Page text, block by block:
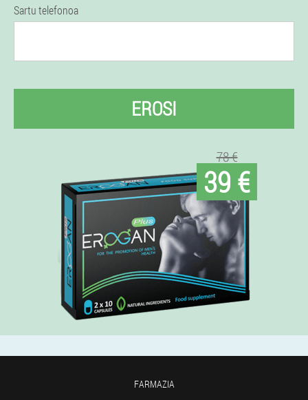
Sartu telefonoa
EROSI
78 €
39 €
FARMAZIA